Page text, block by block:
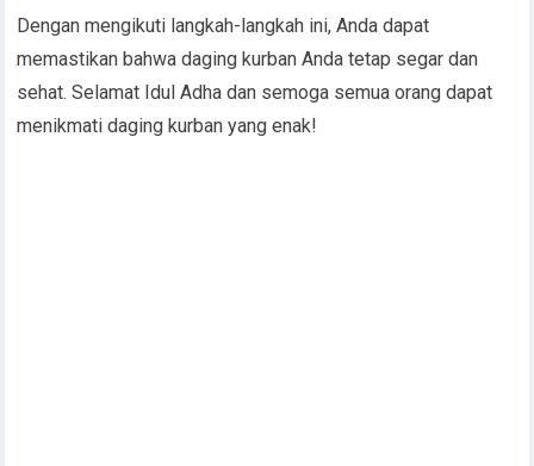
Dengan mengikuti langkah-langkah ini, Anda dapat
memastikan bahwa daging kurban Anda tetap segar dan
sehat. Selamat Idul Adha dan semoga semua orang dapat
menikmati daging kurban yang enak!